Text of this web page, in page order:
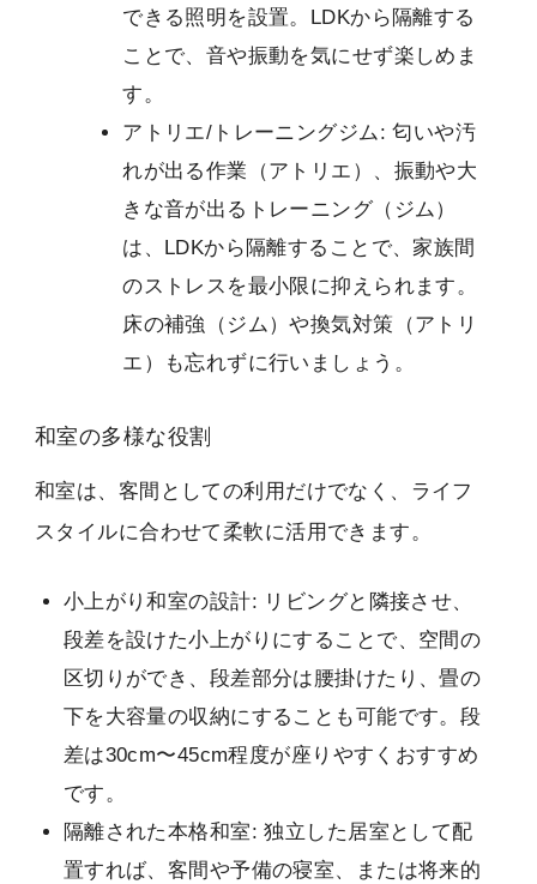
できる照明を設置。LDKから隔離する
ことで、音や振動を気にせず楽しめま
す。
アトリエ/トレーニングジム: 匂いや汚
れが出る作業（アトリエ）、振動や大
きな音が出るトレーニング（ジム）
は、LDKから隔離することで、家族間
のストレスを最小限に抑えられます。
床の補強（ジム）や換気対策（アトリ
エ）も忘れずに行いましょう。
和室の多様な役割
和室は、客間としての利用だけでなく、ライフ
スタイルに合わせて柔軟に活用できます。
小上がり和室の設計: リビングと隣接させ、
段差を設けた小上がりにすることで、空間の
区切りができ、段差部分は腰掛けたり、畳の
下を大容量の収納にすることも可能です。段
差は30cm〜45cm程度が座りやすくおすすめ
です。
隔離された本格和室: 独立した居室として配
置すれば、客間や予備の寝室、または将来的